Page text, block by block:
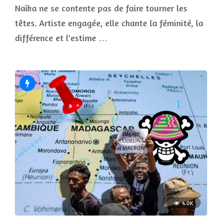
Naïka ne se contente pas de faire tourner les
têtes. Artiste engagée, elle chante la féminité, la
différence et l'estime …
4.0K